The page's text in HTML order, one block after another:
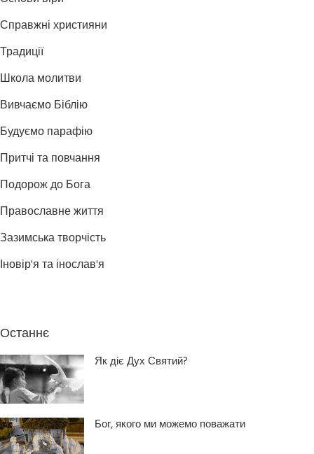
Справжні християни
Традиції
Школа молитви
Вивчаємо Біблію
Будуємо парафію
Притчі та повчання
Подорож до Бога
Православне життя
Зазимська творчість
Іновір'я та інослав'я
Останнє
Як діє Дух Святий?
Бог, якого ми можемо поважати